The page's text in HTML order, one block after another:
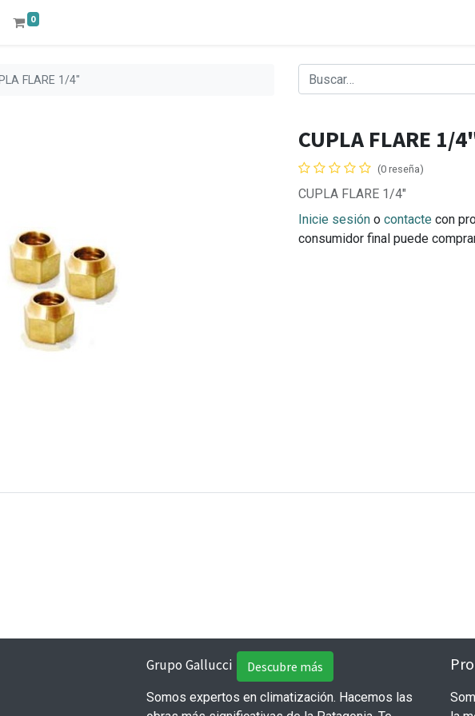
0
FLARE 1/4"
CUPLA FLARE 1/
(0 reseña)
CUPLA FLARE 1/4"
Inicie sesión o contacte con
consumidor final puede
Grupo Gallucci Descubre más
Somos expertos en climatización. Hacemos las